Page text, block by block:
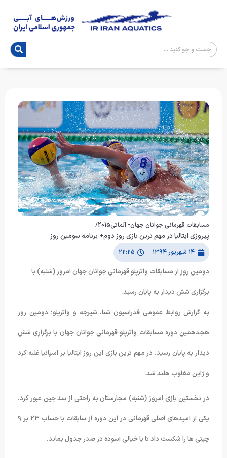
مسابقات قهرمانی جوانان جهان- آلماتی2015/
پیروزی ایتالیا در مهم ترین بازی روز دوم+ برنامه سومین روز
۱۴ شهریور ۱۳۹۴ ۲۲:۲۵
دومین روز از مسابقات واترپلو قهرمانی جوانان جهان امروز (شنبه) با
برگزاری شش دیدار به پایان رسید.
به گزارش روابط عمومی فدراسیون شنا، شیرجه و واترپلو؛ دومین روز
هجدهمین دوره مسابقات واترپلو قهرمانی جوانان جهان با برگزاری شش
دیدار به پایان رسید. در مهم ترین بازی این روز ایتالیا بر اسپانیا غلبه کرد
و ژاپن مغلوب هلند شد.
در نخستین بازی امروز (شنبه) مجارستان به راحتی از سد چین عبور کرد.
یکی از امیدهای اصلی قهرمانی در این دوره از سابقات با حساب ۲۳ بر ۹
چینی ها را شکست داد تا با خیالی آسوده در صدر جدول بماند.